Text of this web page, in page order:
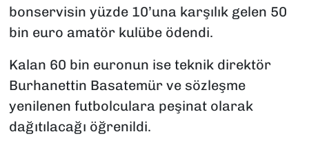
bonservisin yüzde 10’una karşılık gelen 50
bin euro amatör kulübe ödendi.
Kalan 60 bin euronun ise teknik direktör
Burhanettin Basatemür ve sözleşme
yenilenen futbolculara peşinat olarak
dağıtılacağı öğrenildi.